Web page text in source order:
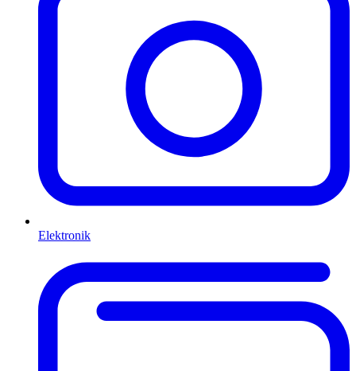
Elektronik